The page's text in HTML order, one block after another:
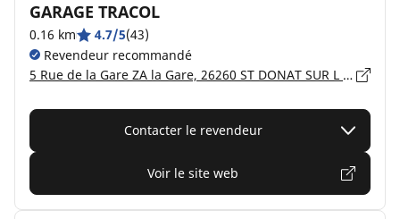
GARAGE TRACOL
0.16 km 4.7/5(43)
Revendeur recommandé
5 Rue de la Gare ZA la Gare, 26260 ST DONAT SUR L HERBASSE
Contacter le revendeur
Voir le site web